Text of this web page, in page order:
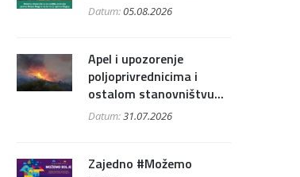
Datum:05.08.2026
Apel i upozorenje
poljoprivrednicima i
ostalom stanovništvu...
Datum:31.07.2026
Zajedno #Možemo